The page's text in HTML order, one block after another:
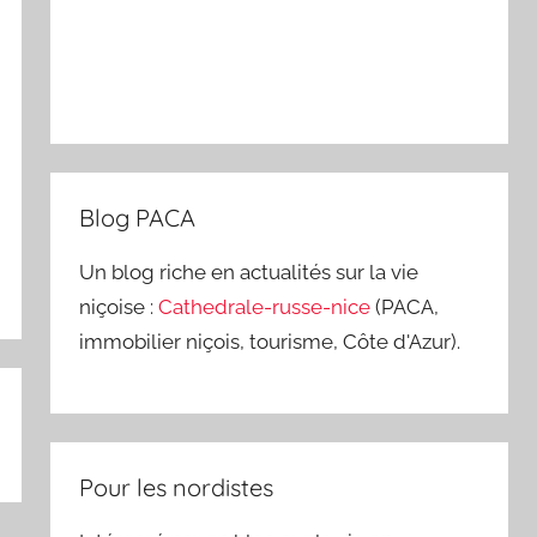
Blog PACA
Un blog riche en actualités sur la vie
niçoise :Cathedrale-russe-nice(PACA,
immobilier niçois, tourisme, Côte d'Azur).
Pour les nordistes